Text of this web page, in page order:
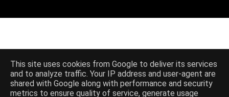
This site uses cookies from Google to deliver its services
and to analyze traffic. Your IP address and user-agent are
shared with Google along with performance and security
metrics to ensure quality of service, generate usage